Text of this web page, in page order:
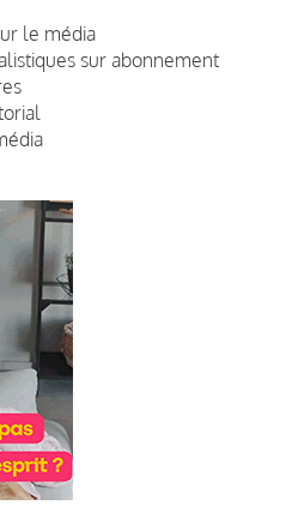
le média
sur abonnement